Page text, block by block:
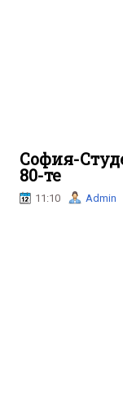
София-
80-те
11:10 Admin